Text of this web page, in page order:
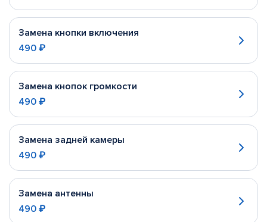
Замена кнопки включения
490 ₽
Замена кнопок громкости
490 ₽
Замена задней камеры
490 ₽
Замена антенны
490 ₽